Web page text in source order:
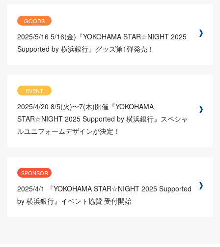
GOODS
2025/5/16 5/16(金)『YOKOHAMA STAR☆NIGHT 2025
Supported by 横浜銀行』グッズ第1弾発売！
EVENT
2025/4/20 8/5(火)〜7(木)開催『YOKOHAMA
STAR☆NIGHT 2025 Supported by 横浜銀行』スペシャ
ルユニフォームデザインが決定！
SPONSOR
2025/4/1
『YOKOHAMA STAR☆NIGHT 2025 Supported
by 横浜銀行』イベント協賛 受付開始